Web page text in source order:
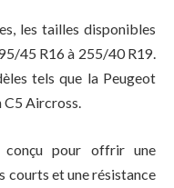
les tailles disponibles
45 R16 à 255/40 R19.
tels que la Peugeot
C5 Aircross.
pour offrir une
courts et une résistance